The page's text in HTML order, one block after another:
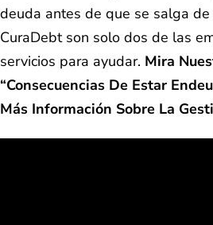
deuda antes de que se salga
CuraDebt son solo dos de las
servicios para ayudar. Mira
“Consecuencias De Estar
Más Información Sobre La